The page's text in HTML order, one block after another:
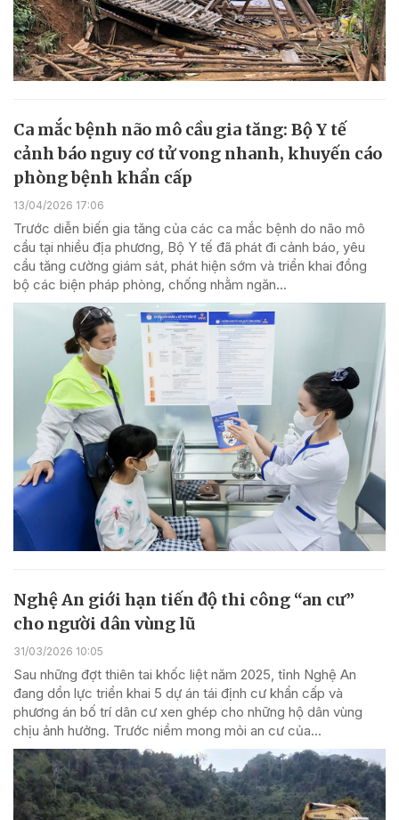
Ca mắc bệnh não mô cầu gia tăng: Bộ Y tế
cảnh báo nguy cơ tử vong nhanh, khuyến cáo
phòng bệnh khẩn cấp
13/04/2026 17:06
Trước diễn biến gia tăng của các ca mắc bệnh do não mô
cầu tại nhiều địa phương, Bộ Y tế đã phát đi cảnh báo, yêu
cầu tăng cường giám sát, phát hiện sớm và triển khai đồng
bộ các biện pháp phòng, chống nhằm ngăn...
Nghệ An giới hạn tiến độ thi công “an cư”
cho người dân vùng lũ
31/03/2026 10:05
Sau những đợt thiên tai khốc liệt năm 2025, tỉnh Nghệ An
đang dồn lực triển khai 5 dự án tái định cư khẩn cấp và
phương án bố trí dân cư xen ghép cho những hộ dân vùng
chịu ảnh hưởng. Trước niềm mong mỏi an cư của...